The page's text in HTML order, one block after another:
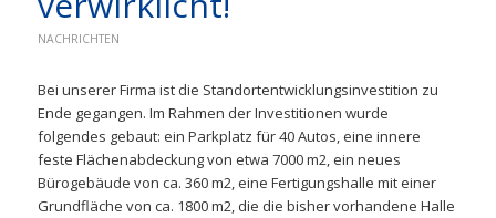
NACHRICHTEN
Bei unserer Firma ist die Standortentwicklungsinvestition zu
Ende gegangen. Im Rahmen der Investitionen wurde
folgendes gebaut: ein Parkplatz für 40 Autos, eine innere
feste Flächenabdeckung von etwa 7000 m2, ein neues
Bürogebäude von ca. 360 m2, eine Fertigungshalle mit einer
Grundfläche von ca. 1800 m2, die die bisher vorhandene Halle